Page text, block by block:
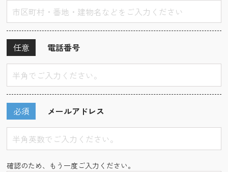
電話番号
任意
メールアドレス
必須
確認のため、もう一度ご入力ください。